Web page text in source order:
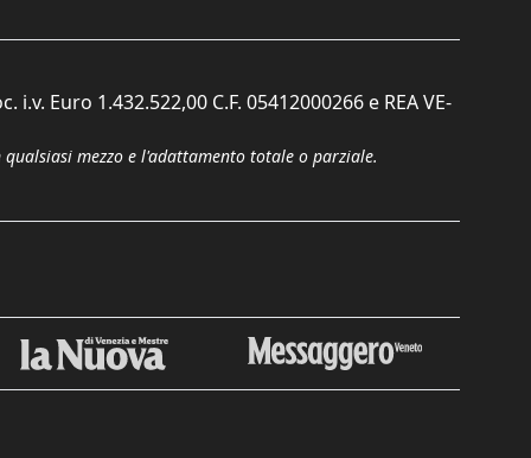
Euro 1.432.522,00 C.F. 05412000266 e REA VE-
mezzo e l'adattamento totale o parziale.